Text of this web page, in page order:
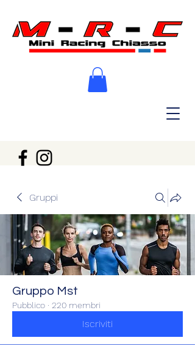
Gruppi
Gruppo Mst
Pubblico · 220 membri
Iscriviti